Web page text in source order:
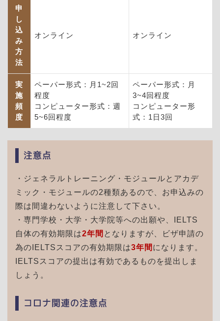
申
し
込
み
方
法
オンライン オンライン
実
施
頻
度
ペーパー形式：月1~2回
程度
コンピューター形式：週
5~6回程度
ペーパー形式：月
3~4回程度
コンピューター形
式：1日3回
注意点
・ジェネラルトレーニング・モジュールとアカデ
ミック・モジュールの2種類あるので、お申込みの
際は間違わないように注意して下さい。
・専門学校・大学・大学院等への出願や、IELTS
自体の有効期限は2年間 となりますが、ビザ申請の
為のIELTSスコアの有効期限は3年間 になります。
IELTSスコアの提出は有効であるものを提出しま
しょう。
コロナ関連の注意点